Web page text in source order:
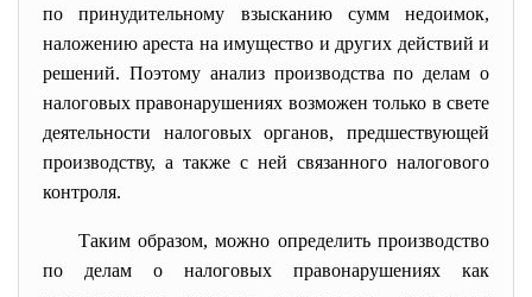
по принудительному взысканию сумм недоимок,
наложению ареста на имущество и других действий и
решений. Поэтому анализ производства по делам о
налоговых правонарушениях возможен только в свете
деятельности налоговых органов, предшествующей
производству, а также с ней связанного налогового
контроля.
Таким образом, можно определить производство
по делам о налоговых правонарушениях как